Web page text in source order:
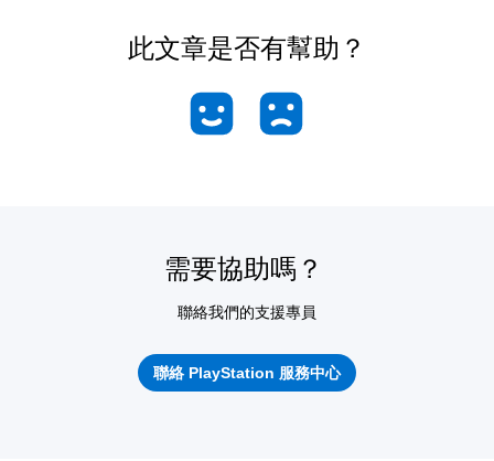
此文章是否有幫助？
需要協助嗎？
聯絡我們的支援專員
聯絡 PlayStation 服務中心